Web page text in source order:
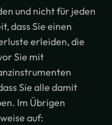
und nicht für jeden
dass Sie einen
erleiden, die
Sie mit
Sie alle damit
Im Übrigen
auf: